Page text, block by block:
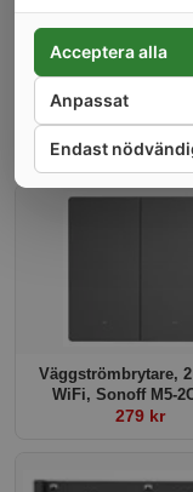
Kunder som
Väggströmbrytare,
WiFi, Sonoff M5-
279 kr
Endast
Anpassat
Acceptera alla